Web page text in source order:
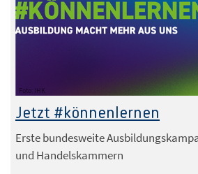
Foto: IHK
Jetzt #könnenlernen
Erste bundesweite
und Handelskammern